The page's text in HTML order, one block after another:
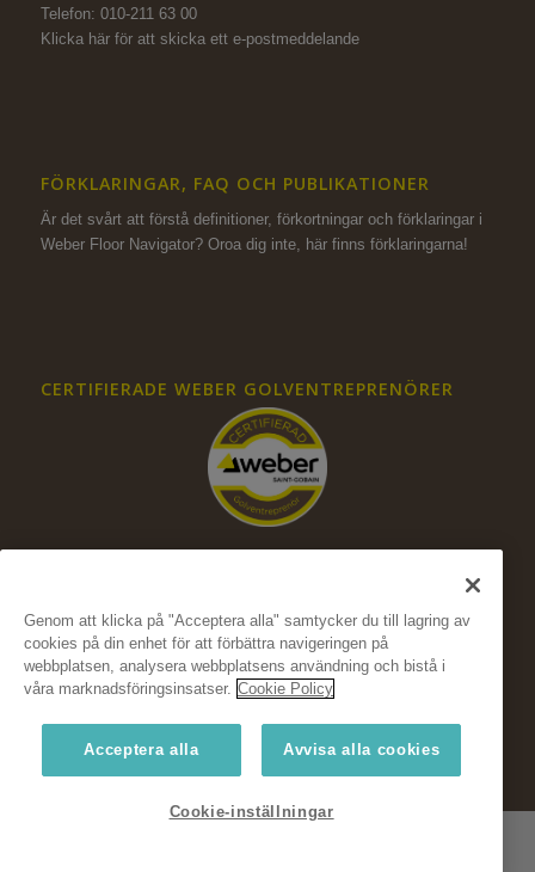
Telefon: 010-211 63 00
Klicka här för att skicka ett e-postmeddelande
FÖRKLARINGAR, FAQ OCH PUBLIKATIONER
Är det svårt att förstå definitioner, förkortningar och förklaringar i
Weber Floor Navigator? Oroa dig inte, här finns förklaringarna!
CERTIFIERADE WEBER GOLVENTREPRENÖRER
FÖLJ OSS PÅ SOCIALA MEDIER
Genom att klicka på "Acceptera alla" samtycker du till lagring av
cookies på din enhet för att förbättra navigeringen på
webbplatsen, analysera webbplatsens användning och bistå i
våra marknadsföringsinsatser. Cookie Policy
Acceptera alla Avvisa alla cookies
Cookie-inställningar